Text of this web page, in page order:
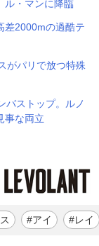
ル・マンに降臨
差2000mの過酷テ
がパリで放つ特殊
バストップ。ルノ
事な両立
#アイ #レイ